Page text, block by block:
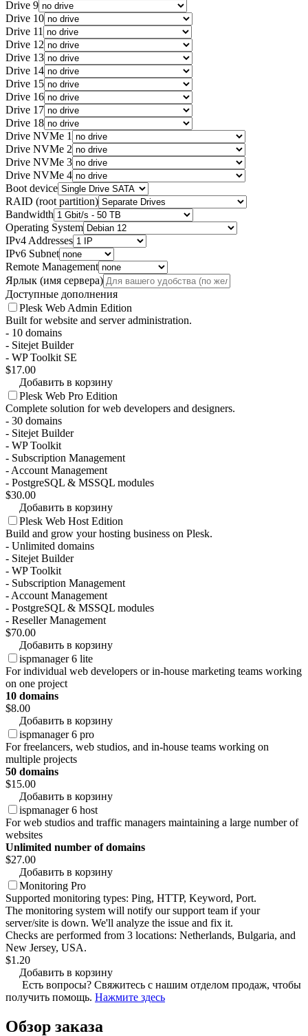
Drive 9
Drive 10
Drive 11
Drive 12
Drive 13
Drive 14
Drive 15
Drive 16
Drive 17
Drive 18
Drive NVMe 1
Drive NVMe 2
Drive NVMe 3
Drive NVMe 4
Boot device
RAID (root partition)
Bandwidth
Operating System
IPv4 Addresses
IPv6 Subnet
Remote Management
Ярлык (имя сервера)
Доступные дополнения
Plesk Web Admin Edition
Built for website and server administration.
- 10 domains
- Sitejet Builder
- WP Toolkit SE
$17.00
Добавить в корзину
Plesk Web Pro Edition
Complete solution for web developers and designers.
- 30 domains
- Sitejet Builder
- WP Toolkit
- Subscription Management
- Account Management
- PostgreSQL & MSSQL modules
$30.00
Добавить в корзину
Plesk Web Host Edition
Build and grow your hosting business on Plesk.
- Unlimited domains
- Sitejet Builder
- WP Toolkit
- Subscription Management
- Account Management
- PostgreSQL & MSSQL modules
- Reseller Management
$70.00
Добавить в корзину
ispmanager 6 lite
For individual web developers or in-house marketing teams working
on one project
10 domains
$8.00
Добавить в корзину
ispmanager 6 pro
For freelancers, web studios, and in-house teams working on
multiple projects
50 domains
$15.00
Добавить в корзину
ispmanager 6 host
For web studios and traffic managers maintaining a large number of
websites
Unlimited number of domains
$27.00
Добавить в корзину
Monitoring Pro
Supported monitoring types: Ping, HTTP, Keyword, Port.
The monitoring system will notify our support team if your
server/site is down. We'll analyze the issue and fix it.
Checks are performed from 3 locations: Netherlands, Bulgaria, and
New Jersey, USA.
$1.20
Добавить в корзину
Есть вопросы? Свяжитесь с нашим отделом продаж, чтобы
получить помощь. Нажмите здесь
Обзор заказа